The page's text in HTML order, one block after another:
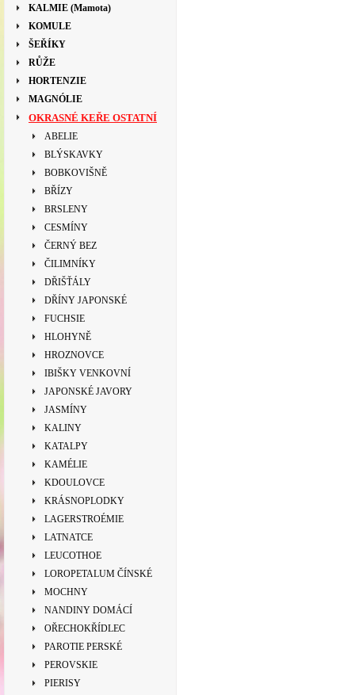
KALMIE (Mamota)
KOMULE
ŠEŘÍKY
RŮŽE
HORTENZIE
MAGNÓLIE
OKRASNÉ KEŘE OSTATNÍ
ABELIE
BLÝSKAVKY
BOBKOVIŠNĚ
BŘÍZY
BRSLENY
CESMÍNY
ČERNÝ BEZ
ČILIMNÍKY
DŘIŠŤÁLY
DŘÍNY JAPONSKÉ
FUCHSIE
HLOHYNĚ
HROZNOVCE
IBIŠKY VENKOVNÍ
JAPONSKÉ JAVORY
JASMÍNY
KALINY
KATALPY
KAMÉLIE
KDOULOVCE
KRÁSNOPLODKY
LAGERSTROÉMIE
LATNATCE
LEUCOTHOE
LOROPETALUM ČÍNSKÉ
MOCHNY
NANDINY DOMÁCÍ
OŘECHOKŘÍDLEC
PAROTIE PERSKÉ
PEROVSKIE
PIERISY